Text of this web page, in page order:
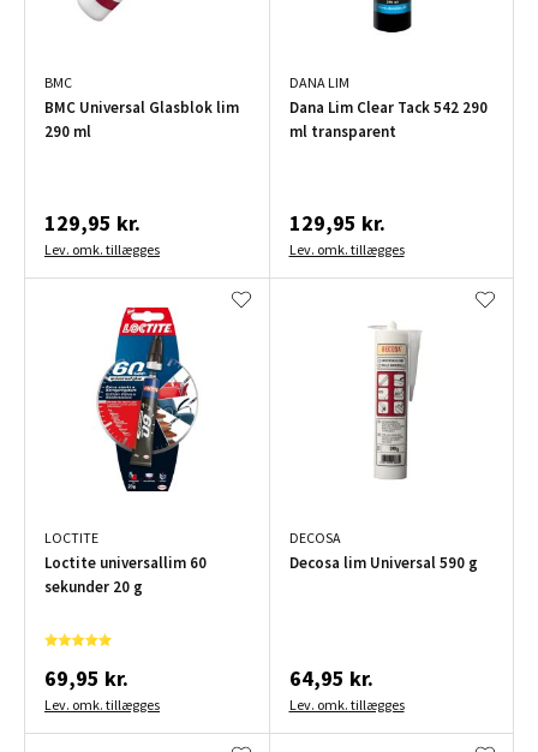
BMC
BMC Universal Glasblok lim
290 ml
129,95 kr.
Lev. omk. tillægges
DANA LIM
Dana Lim Clear Tack 542 290
ml transparent
129,95 kr.
Lev. omk. tillægges
LOCTITE
Loctite universallim 60
sekunder 20 g
69,95 kr.
Lev. omk. tillægges
DECOSA
Decosa lim Universal 590 g
64,95 kr.
Lev. omk. tillægges